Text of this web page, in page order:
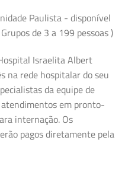
Paulista - disponível
de 3 a 199 pessoas )
Israelita Albert
na rede hospitalar do seu
da equipe de
em pronto-
internação. Os
pagos diretamente pela